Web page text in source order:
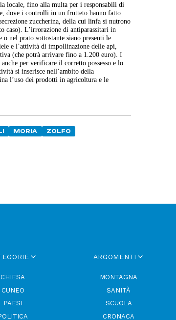
locale, fino alla multa per i responsabili di
dove i controlli in un frutteto hanno fatto
zuccherina, della cui linfa si nutrono
caso). L’irrorazione di antiparassitari in
nel prato sottostante siano presenti le
e l’attività di impollinazione delle api,
(che potrà arrivare fino a 1.200 euro). I
per verificare il corretto possesso e lo
si inserisce nell’ambito della
l’uso dei prodotti in agricoltura e le
MORIA ZOLFO
CHIESA
CUNEO
PAESI
ARGOMENTI
MONTAGNA
SANITÀ
SCUOLA
CRONACA